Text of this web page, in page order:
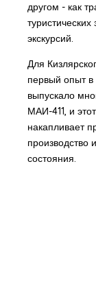
другом - как
экскурсий.
Для
первый опыт
выпускало
МАИ-411, и
накапливает
производство
состояния.